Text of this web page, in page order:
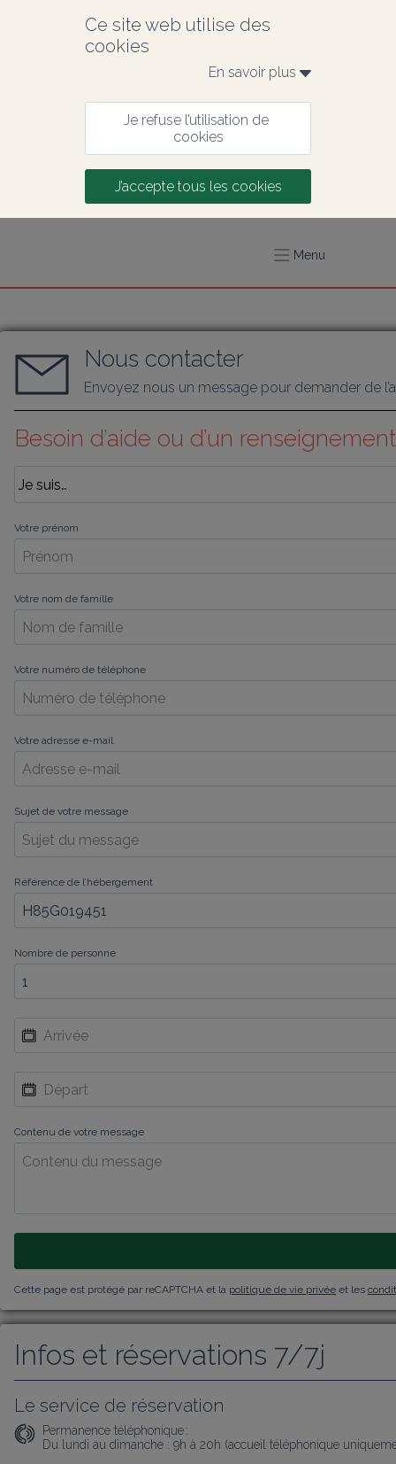
Ce site web utilise des
cookies
En savoir plus
Je refuse l’utilisation de
cookies
J’accepte tous les cookies
Menu
Nous contacter
Envoyez nous un message pour demander de
Besoin d’aide ou d’un
Votre prénom
Votre nom de famille
Votre numéro de téléphone
Votre adresse e-mail
Sujet de votre message
Référence de l’hébergement
Nombre de personne
Contenu de votre message
Cette page est protégé par reCAPTCHA et la politique de vie privée et les
Infos et réservations 7/7j
Le service de réservation
Permanence téléphonique :
Du lundi au dimanche : 9h à 20h (accueil téléphonique